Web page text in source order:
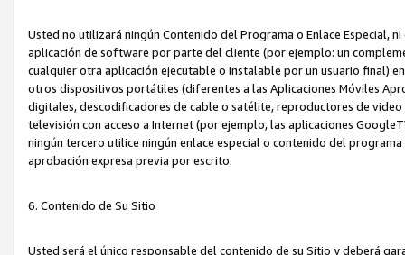
Usted no utilizará ningún Contenido del Programa o Enlace Especial,
aplicación de software por parte del cliente (por ejemplo: un
cualquier otra aplicación ejecutable o instalable por un usuario final)
otros dispositivos portátiles (diferentes a las Aplicaciones Móviles
digitales, descodificadores de cable o satélite, reproductores de
televisión con acceso a Internet (por ejemplo, las aplicaciones
ningún tercero utilice ningún enlace especial o contenido del
aprobación expresa previa por escrito.
6. Contenido de Su Sitio
Usted será el único responsable del contenido de su Sitio y deberá